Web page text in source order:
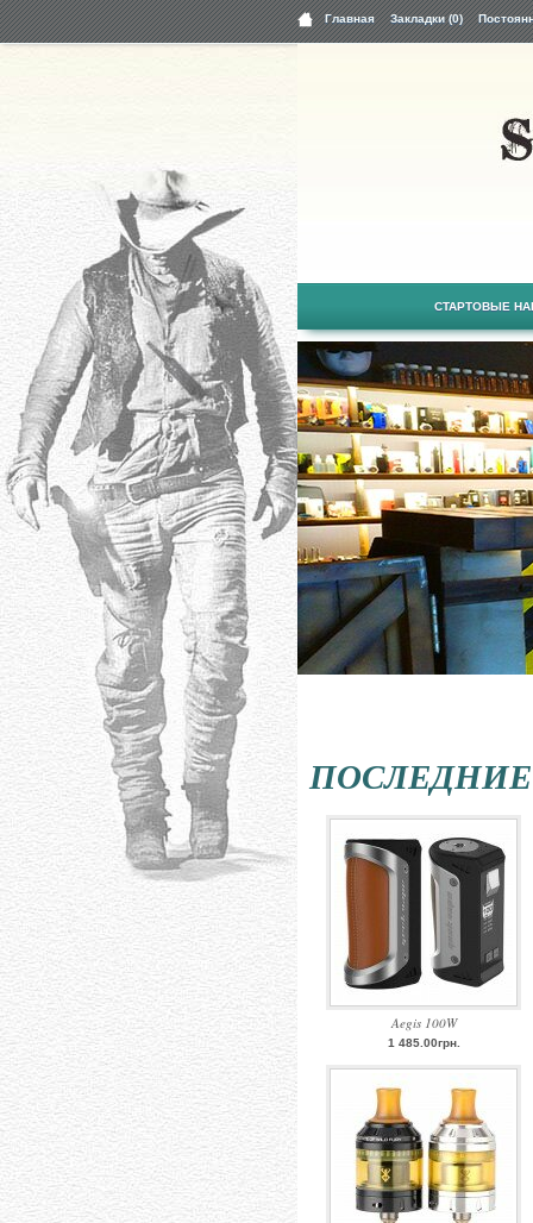
Главная Закладки (0)
СТАРТОВЫЕ
Aegis 100W
1 485.00грн.